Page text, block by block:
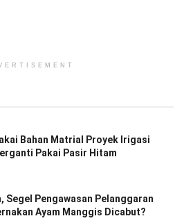
Bahan Matrial Proyek Irigasi
Pakai Pasir Hitam
Segel Pengawasan Pelanggaran
Ayam Manggis Dicabut?